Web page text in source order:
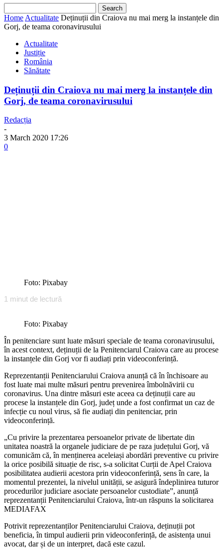
Home Actualitate Deținuții din Craiova nu mai merg la instanțele din
Gorj, de teama coronavirusului
Actualitate
Justiție
România
Sănătate
Deținuții din Craiova nu mai merg la instanțele din
Gorj, de teama coronavirusului
Redacția
-
3 March 2020 17:26
0
Foto: Pixabay
1 minut de lectură
Foto: Pixabay
În penitenciare sunt luate măsuri speciale de teama coronavirusului,
în acest context, deținuții de la Penitenciarul Craiova care au procese
la instanțele din Gorj vor fi audiați prin videoconferință.
Reprezentanții Penitenciarului Craiova anunță că în închisoare au
fost luate mai multe măsuri pentru prevenirea îmbolnăvirii cu
coronavirus. Una dintre măsuri este aceea ca deținuții care au
procese la instanțele din Gorj, județ unde a fost confirmat un caz de
infecție cu noul virus, să fie audiați din penitenciar, prin
videoconferință.
„Cu privire la prezentarea persoanelor private de libertate din
unitatea noastră la organele judiciare de pe raza județului Gorj, vă
comunicăm că, în menținerea aceleiași abordări preventive cu privire
la orice posibilă situație de risc, s-a solicitat Curții de Apel Craiova
posibilitatea audierii acestora prin videoconferință, sens în care, la
momentul prezentei, la nivelul unității, se asigură îndeplinirea tuturor
procedurilor judiciare asociate persoanelor custodiate”, anunță
reprezentanții Penitenciarului Craiova, într-un răspuns la solicitarea
MEDIAFAX
Potrivit reprezentanților Penitenciarului Craiova, deținuții pot
beneficia, în timpul audierii prin videoconferință, de asistența unui
avocat, dar și de un interpret, dacă este cazul.